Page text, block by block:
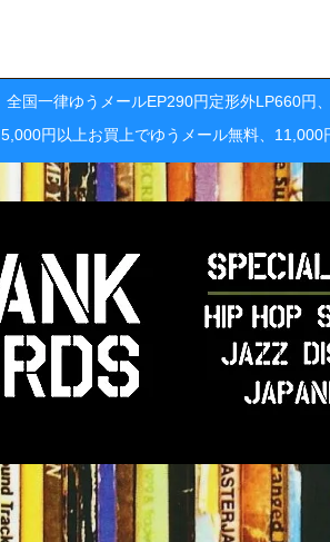
全国一律ゆうメールEP290円定形外LP660円
5,000円以上お買上でゆうメール無料、